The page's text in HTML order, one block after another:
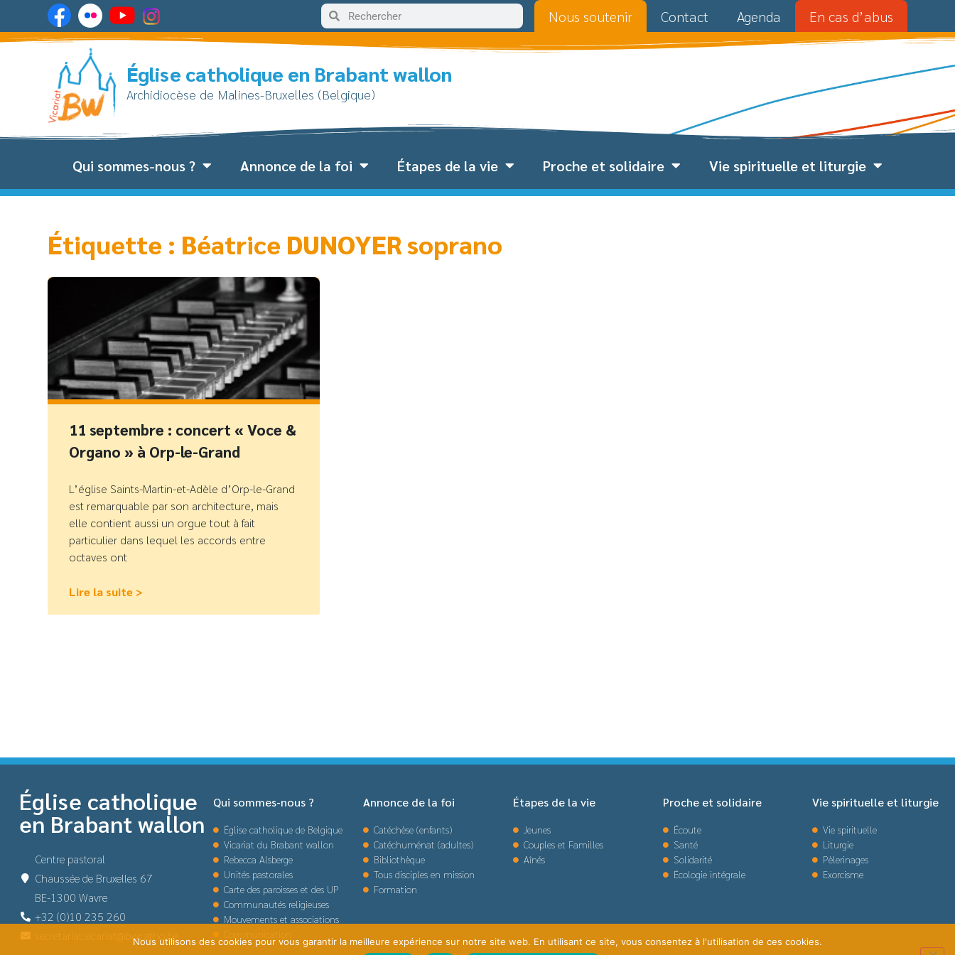
Nous soutenir Contact Agenda En cas d’abus
Église catholique en Brabant wallon
Archidiocèse de Malines-Bruxelles (Belgique)
Qui sommes-nous ? Annonce de la foi Étapes de la vie Proche et solidaire Vie spirituelle et liturgie
Étiquette : Béatrice DUNOYER soprano
11 septembre : concert « Voce &
Organo » à Orp-le-Grand
L’église Saints-Martin-et-Adèle d’Orp-le-Grand
est remarquable par son architecture, mais
elle contient aussi un orgue tout à fait
particulier dans lequel les accords entre
octaves ont
Lire la suite >
Église catholique
en Brabant wallon
Centre pastoral
Chaussée de Bruxelles 67
BE-1300 Wavre
+32 (0)10 235 260
secretariat.vicariat@bwcatho.be
Qui sommes-nous ?
Église catholique de Belgique
Vicariat du Brabant wallon
Rebecca Alsberge
Unités pastorales
Carte des paroisses et des UP
Communautés religieuses
Mouvements et associations
Annonce de la foi
Catéchèse (enfants)
Catéchuménat (adultes)
Bibliothèque
Tous disciples en mission
Formation
Étapes de la vie
Jeunes
Couples et Familles
Aînés
Proche et solidaire
Écoute
Santé
Solidarité
Écologie intégrale
Vie spirituelle et liturgie
Vie spirituelle
Liturgie
Pèlerinages
Exorcisme
Nous utilisons des cookies pour vous garantir la meilleure expérience sur notre site web. En utilisant ce site, vous consentez à l'utilisation de ces cookies.